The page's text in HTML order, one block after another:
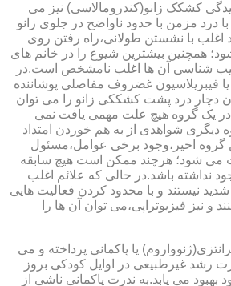
کشکک زانو(کندرومالاسی) نیز می
با درد مزمن با حدود ناواضح در جلوی زانو
با نشستن طولانی،راه رفتن روی
همچنین بیشترین شیوع را در خانم های
و آسیب شناسی آن ها اغلب نامشخص است.در
فیبریلاسیون غضروف مفاصلی پوشاننده
دچار درد پشت کشککی زانو را می توان
در یک گروه هیچ علت مهمی یافت نمی
دیگری شواهدی از به هم خوردن امتداد
گروه اخیر،وجود برخی عوامل،مسئول
می شود؛ هرچند ممکن است هیچ سابقه
نداشته باشد.در حالی که علائم اغلب
نیستند و با محدود کردن فعالیت هایی
و نیز فیزیوتراپی،می توان آن ها را
یا پاکمانی پرداخته و می
رشد غیرطبیعی در اوایل کودکی بروز
بهبود می یابد.به ندرت پاکمانی ناشی از